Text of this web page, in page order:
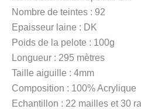
Nombre de teintes : 92
Epaisseur laine : DK
Poids de la pelote : 100g
Longueur : 295 mètres
Taille aiguille : 4mm
Composition : 100% Acrylique
Echantillon : 22 mailles et 30